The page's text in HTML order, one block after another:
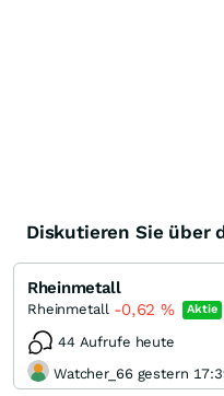
Diskutieren Sie über
Rheinmetall
Rheinmetall -0,62 % Aktie
44 Aufrufe heute
Watcher_66 gestern